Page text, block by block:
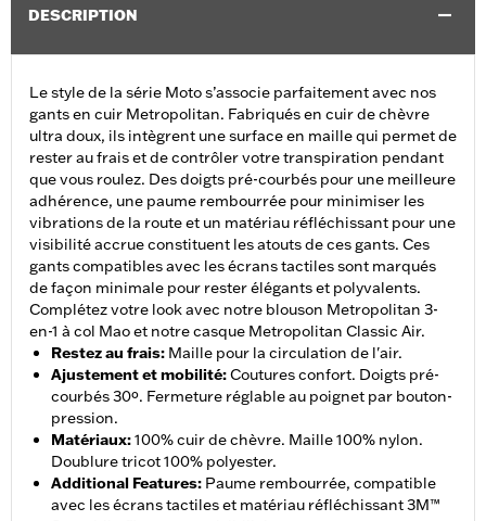
DESCRIPTION
Le style de la série Moto s’associe parfaitement avec nos
gants en cuir Metropolitan. Fabriqués en cuir de chèvre
ultra doux, ils intègrent une surface en maille qui permet de
rester au frais et de contrôler votre transpiration pendant
que vous roulez. Des doigts pré-courbés pour une meilleure
adhérence, une paume rembourrée pour minimiser les
vibrations de la route et un matériau réfléchissant pour une
visibilité accrue constituent les atouts de ces gants. Ces
gants compatibles avec les écrans tactiles sont marqués
de façon minimale pour rester élégants et polyvalents.
Complétez votre look avec notre blouson Metropolitan 3-
en-1 à col Mao et notre casque Metropolitan Classic Air.
Restez au frais: Maille pour la circulation de l'air.
Ajustement et mobilité:Coutures confort. Doigts pré-
courbés 30º. Fermeture réglable au poignet par bouton-
pression.
Matériaux:100% cuir de chèvre. Maille 100% nylon.
Doublure tricot 100% polyester.
Additional Features: Paume rembourrée, compatible
avec les écrans tactiles et matériau réfléchissant 3M™